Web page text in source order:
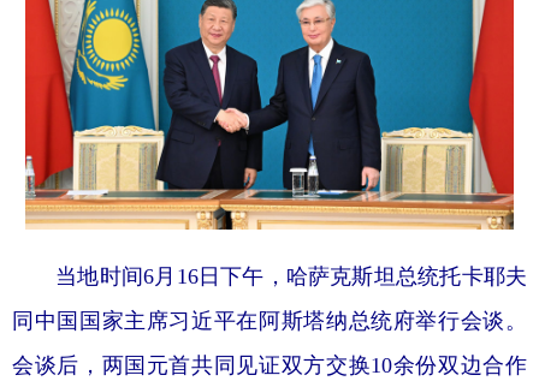
当地时间6月16日下午，哈萨克斯坦总统托卡耶夫
同中国国家主席习近平在阿斯塔纳总统府举行会谈。
会谈后，两国元首共同见证双方交换10余份双边合作